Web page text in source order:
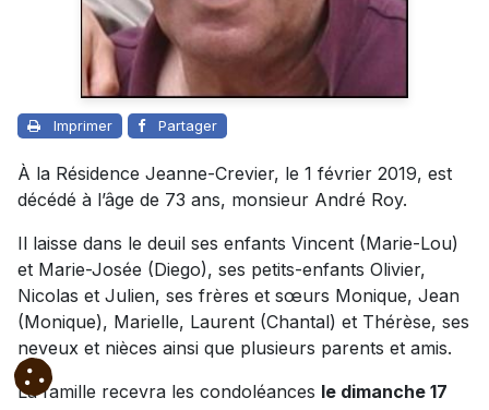
Imprimer Partager
À la Résidence Jeanne-Crevier, le 1 février 2019, est
décédé à l’âge de 73 ans, monsieur André Roy.
Il laisse dans le deuil ses enfants Vincent (Marie-Lou)
et Marie-Josée (Diego), ses petits-enfants Olivier,
Nicolas et Julien, ses frères et sœurs Monique, Jean
(Monique), Marielle, Laurent (Chantal) et Thérèse, ses
neveux et nièces ainsi que plusieurs parents et amis.
La famille recevra les condoléances le dimanche 17